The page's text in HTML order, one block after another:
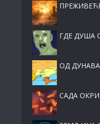
ГДЕ ДУША
ОД
САДА